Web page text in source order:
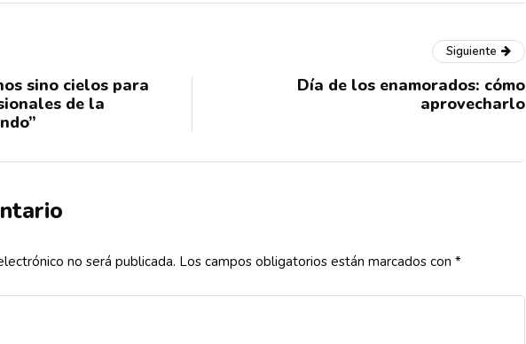
sino cielos para
de la
Siguiente
Día de los enamorados: cómo
aprovecharlo
no será publicada. Los campos obligatorios están marcados con *